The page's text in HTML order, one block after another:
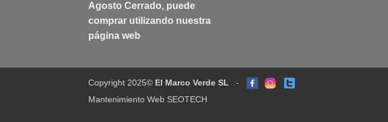
Agosto Cerrado, puede
comprar utilizando nuestra
página web
Copyright 2025© El Marco Verde SL -
Mantenimiento Web SEOTECH